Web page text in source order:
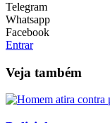
Telegram
Whatsapp
Facebook
Entrar
Veja também